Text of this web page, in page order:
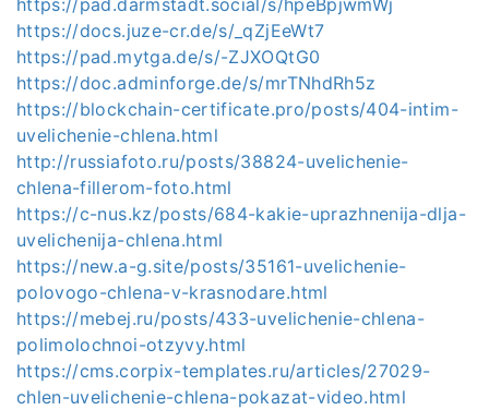
https://docs.juze-cr.de/s/_qZjEeWt7
https://pad.mytga.de/s/-ZJXOQtG0
https://doc.adminforge.de/s/mrTNhdRh5z
https://blockchain-certificate.pro/posts/404-intim-
uvelichenie-chlena.html
http://russiafoto.ru/posts/38824-uvelichenie-
chlena-fillerom-foto.html
https://c-nus.kz/posts/684-kakie-uprazhnenija-dlja-
uvelichenija-chlena.html
https://new.a-g.site/posts/35161-uvelichenie-
polovogo-chlena-v-krasnodare.html
https://mebej.ru/posts/433-uvelichenie-chlena-
polimolochnoi-otzyvy.html
https://cms.corpix-templates.ru/articles/27029-
chlen-uvelichenie-chlena-pokazat-video.html